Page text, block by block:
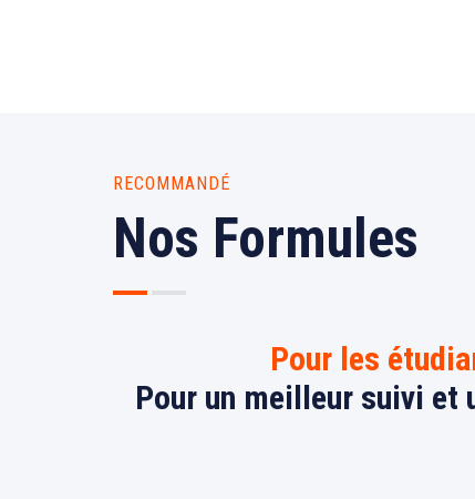
RECOMMANDÉ
Nos Formules
Pour les
Pour un meilleur suivi et